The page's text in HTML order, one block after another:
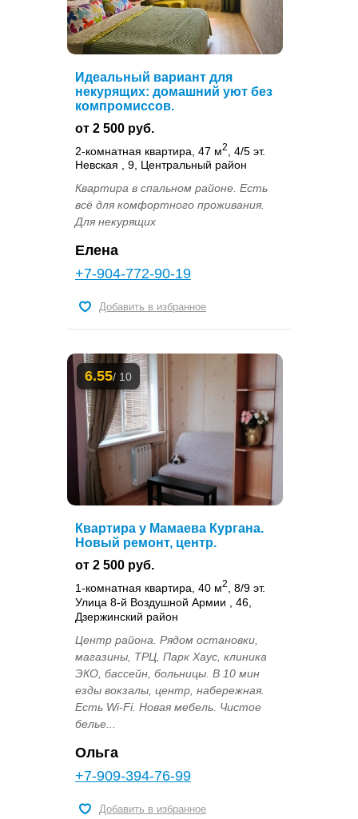
Идеальный вариант для
некурящих: домашний уют без
компромиссов.
от 2 500 руб.
2-комнатная квартира, 47 м2
, 4/5 эт.
Невская , 9, Центральный район
Квартира в спальном районе. Есть
всё для комфортного проживания.
Для некурящих
Елена
+7-904-772-90-19
Добавить в избранное
6.55/ 10
Квартира у Мамаева Кургана.
Новый ремонт, центр.
от 2 500 руб.
1-комнатная квартира, 40 м2
, 8/9 эт.
Улица 8-й Воздушной Армии , 46,
Дзержинский район
Центр района. Рядом остановки,
магазины, ТРЦ, Парк Хаус, клиника
ЭКО, бассейн, больницы. В 10 мин
езды вокзалы, центр, набережная.
Есть Wi-Fi. Новая мебель. Чистое
белье...
Ольга
+7-909-394-76-99
Добавить в избранное